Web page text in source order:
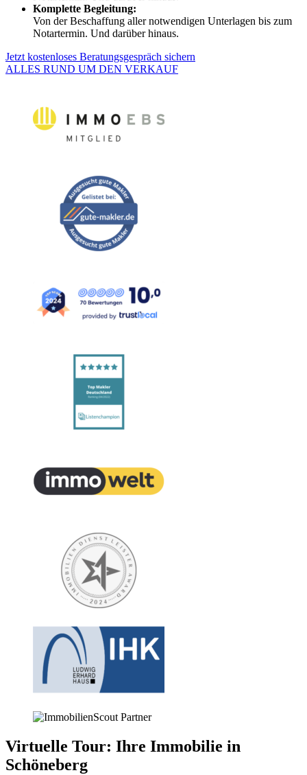
Komplette Begleitung:
Von der Beschaffung aller notwendigen Unterlagen bis zum
Notartermin. Und darüber hinaus.
Jetzt kostenloses Beratungsgespräch sichern
ALLES RUND UM DEN VERKAUF
Virtuelle Tour: Ihre Immobilie in
Schöneberg